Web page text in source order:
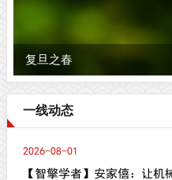
复旦之春
一线动态
2026-08-01
【智擎学者】安家僖：让